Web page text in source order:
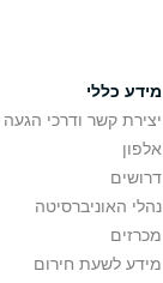
מידע כללי
יצירת קשר ודרכי הגעה
אלפון
דרושים
נהלי האוניברסיטה
מכרזים
מידע לשעת חירום